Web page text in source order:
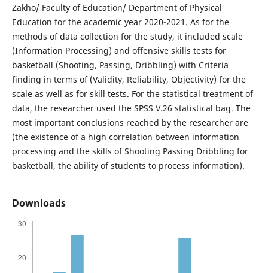
Zakho/ Faculty of Education/ Department of Physical
Education for the academic year 2020-2021. As for the
methods of data collection for the study, it included scale
(Information Processing) and offensive skills tests for
basketball (Shooting, Passing, Dribbling) with Criteria
finding in terms of (Validity, Reliability, Objectivity) for the
scale as well as for skill tests. For the statistical treatment of
data, the researcher used the SPSS V.26 statistical bag. The
most important conclusions reached by the researcher are
(the existence of a high correlation between information
processing and the skills of Shooting Passing Dribbling for
basketball, the ability of students to process information).
Downloads